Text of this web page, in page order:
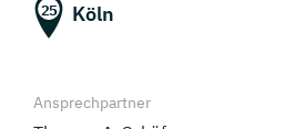
25 Köln
Ansprechpartner